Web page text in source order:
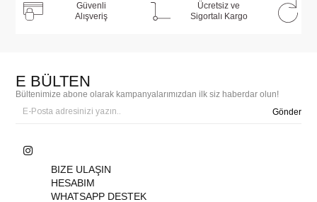
Güvenli
Alışveriş
Ücretsiz ve
Sigortalı Kargo
E BÜLTEN
Bültenimize abone olarak kampanyalarımızdan ilk siz haberdar olun!
Gönder
BIZE ULAŞIN
HESABIM
WHATSAPP DESTEK